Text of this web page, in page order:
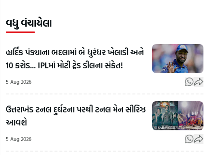
વધુ વંચાયેલા
હાર્દિક પંડ્યાના બદલામાં બે ધુરંધર ખેલાડી અને
10 કરોડ... IPLમાં મોટી ટ્રેડ ડીલના સંકેત!
5 Aug 2026
ઉત્તરાખંડ ટનલ દુર્ઘટના પરથી ટનલ મેન સીરિઝ
આવશે
5 Aug 2026